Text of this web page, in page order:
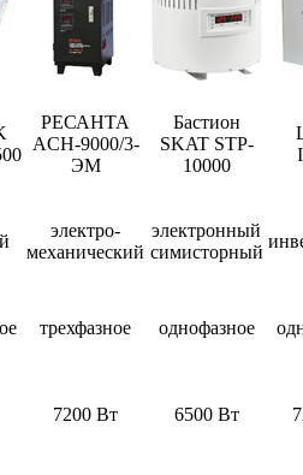
РЕСАНТА
ACH-9000/3-
ЭМ
Бастион
SKAT STP-
10000
электро-
механический
электронный
симисторный
трехфазное однофазное
7200 Вт 6500 Вт